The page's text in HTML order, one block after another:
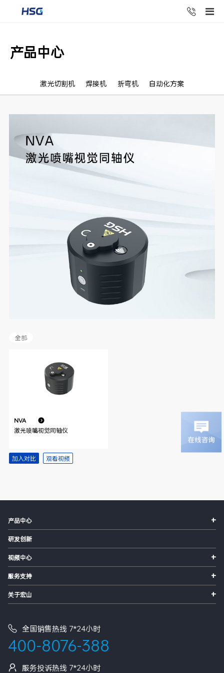
产品中心
激光切割机 焊接机 折弯机 自动化方案
全部
NVA
激光喷嘴视觉同轴仪
加入对比 观看视频
产品中心 +
研发创新
视频中心 +
服务支持 +
关于宏山 +
全国销售热线 7*24小时
400-8076-388
服务投诉热线 7*24小时